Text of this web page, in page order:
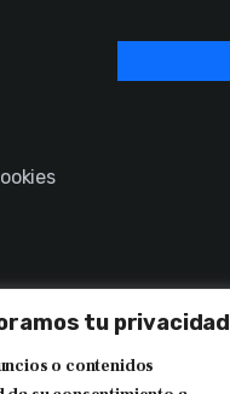
tu privacidad
o contenidos